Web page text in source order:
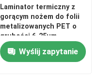
Laminator termiczny z
gorącym nożem do folii
metalizowanych PET o
grubości 6-25um
Wyślij zapytanie